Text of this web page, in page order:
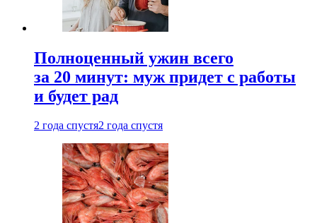
Полноценный ужин всего
за 20 минут: муж придет с работы
и будет рад
2 года спустя2 года спустя